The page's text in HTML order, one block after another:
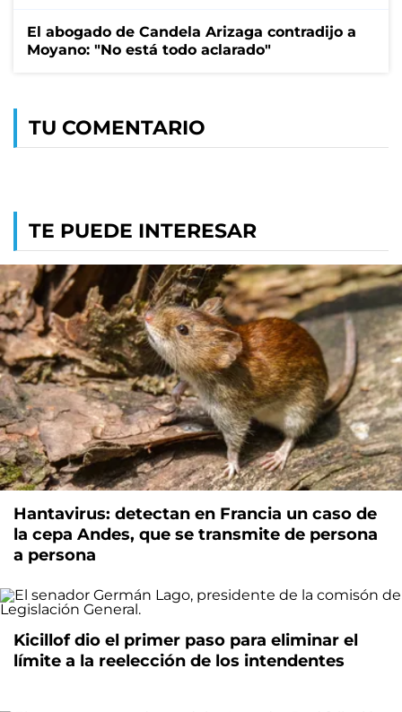
El abogado de Candela Arizaga contradijo a
Moyano: "No está todo aclarado"
TU COMENTARIO
TE PUEDE INTERESAR
Hantavirus: detectan en Francia un caso de
la cepa Andes, que se transmite de persona
a persona
Kicillof dio el primer paso para eliminar el
límite a la reelección de los intendentes